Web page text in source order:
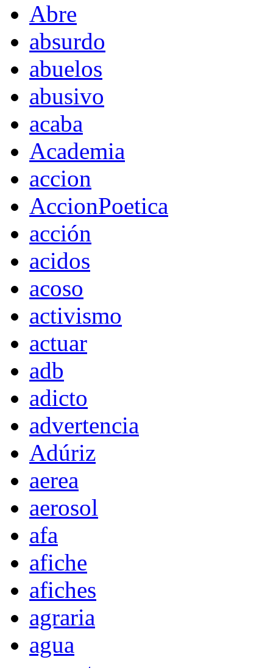
Abre
absurdo
abuelos
abusivo
acaba
Academia
accion
AccionPoetica
acción
acidos
acoso
activismo
actuar
adb
adicto
advertencia
Adúriz
aerea
aerosol
afa
afiche
afiches
agraria
agua